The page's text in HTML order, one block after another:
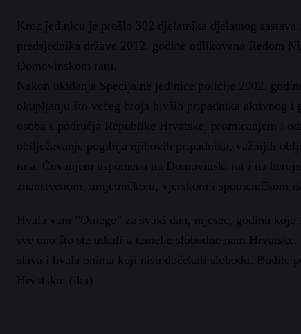
Kroz jedinicu je prošlo 302 djelatnika djelatnog
predsjednika države 2012. godine odlikovana Redom
Domovinskom ratu.
Nakon ukidanja Specijalne jedinice policije 2002.
okupljanju što većeg broja bivših pripadnika aktivnog
osoba s područja Republike Hrvatske, promicanjem i
obilježavanje pogibija njihovih pripadnika, važnijih
rata. Čuvanjem uspomena na Domovinski rat i na
znanstvenom, umjetničkom, vjerskom i spomeničkom
Hvala vam ”Omege” za svaki dan, mjesec, godinu
sve ono što ste utkali u temelje slobodne nam
slava i hvala onima koji nisu dočekali slobodu. Budite
Hrvatsku. (ika)